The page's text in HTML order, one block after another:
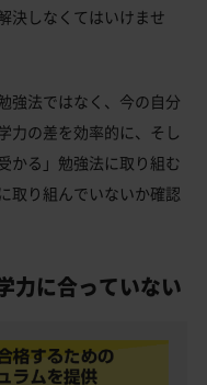
国立高校一覧
決しなくてはいけませ
強法ではなく、今の自分
力の差を効率的に、そし
かる」勉強法に取り組む
取り組んでいないか確認
力に合っていない